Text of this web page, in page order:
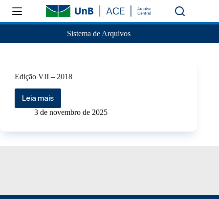
Sistema de Arquivos
Edição VII – 2018
Leia mais
3 de novembro de 2025